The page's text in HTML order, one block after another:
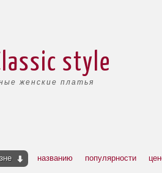
женские платья
style
названию популярности